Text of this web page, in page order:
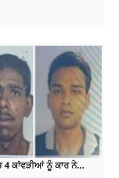
4 ਕਾਂਵੜੀਆਂ ਨੂੰ ਕਾਰ ਨੇ...